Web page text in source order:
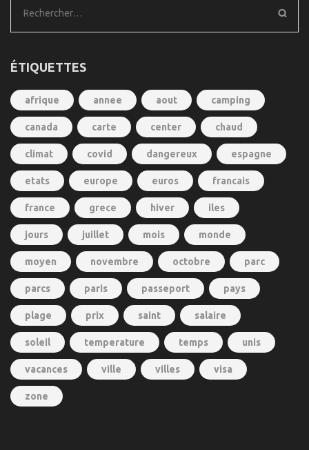
Rechercher :
ÉTIQUETTES
afrique annee aout camping
canada carte center chaud
climat covid dangereux espagne
etats europe euros francais
france grece hiver iles
jours juillet mois monde
moyen novembre octobre parc
parcs paris passeport pays
plage prix saint salaire
soleil temperature temps unis
vacances ville villes visa
zone